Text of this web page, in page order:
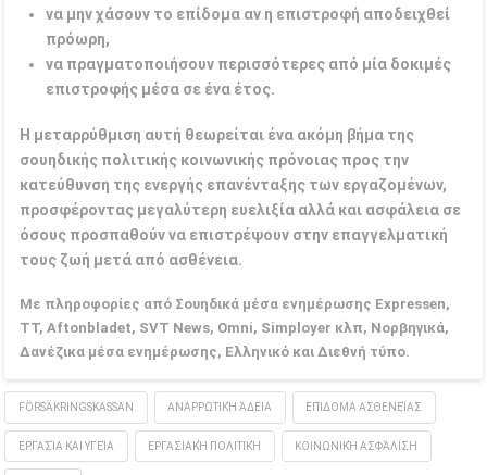
να μην χάσουν το επίδομα αν η επιστροφή αποδειχθεί
πρόωρη,
να πραγματοποιήσουν περισσότερες από μία δοκιμές
επιστροφής μέσα σε ένα έτος.
Η μεταρρύθμιση αυτή θεωρείται ένα ακόμη βήμα της
σουηδικής πολιτικής κοινωνικής πρόνοιας προς την
κατεύθυνση της ενεργής επανένταξης των εργαζομένων,
προσφέροντας μεγαλύτερη ευελιξία αλλά και ασφάλεια σε
όσους προσπαθούν να επιστρέψουν στην επαγγελματική
τους ζωή μετά από ασθένεια.
Με πληροφορίες από Σουηδικά μέσα ενημέρωσης Expressen,
TT, Aftonbladet, SVT News, Omni, Simployer κλπ, Νορβηγικά,
Δανέζικα μέσα ενημέρωσης, Ελληνικό και Διεθνή τύπο.
FÖRSÄKRINGSKASSAN ΑΝΑΡΡΩΤΙΚΉ ΆΔΕΙΑ ΕΠΊΔΟΜΑ ΑΣΘΕΝΕΊΑΣ
ΕΡΓΑΣΊΑ ΚΑΙ ΥΓΕΊΑ ΕΡΓΑΣΙΑΚΉ ΠΟΛΙΤΙΚΉ ΚΟΙΝΩΝΙΚΉ ΑΣΦΆΛΙΣΗ